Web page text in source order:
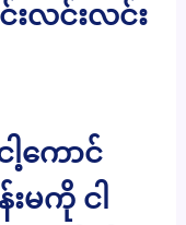
းလင်းလင်း
ါ့ကောင်
မကို ငါ